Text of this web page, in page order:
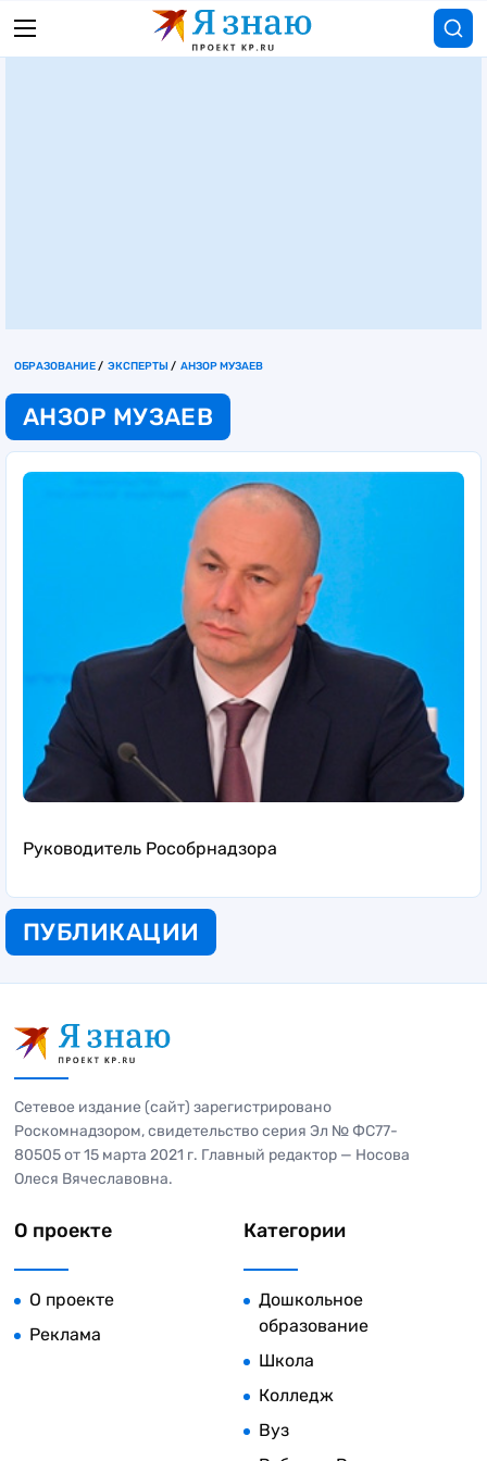
ОБРАЗОВАНИЕ ЭКСПЕРТЫ АНЗОР МУЗАЕВ
АНЗОР МУЗАЕВ
Руководитель Рособрнадзора
ПУБЛИКАЦИИ
Сетевое издание (сайт) зарегистрировано
Роскомнадзором, свидетельство серия Эл № ФС77-
80505 от 15 марта 2021 г. Главный редактор — Носова
Олеся Вячеславовна.
О проекте
О проекте
Реклама
Категории
Дошкольное
образование
Школа
Колледж
Вуз